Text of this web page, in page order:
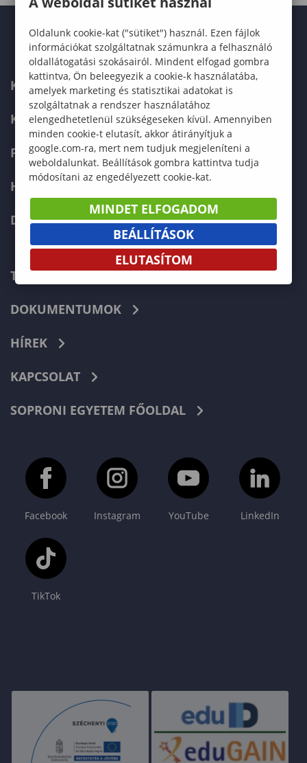
KARUNK
KÉPZÉSEK
FELVÉTELIZŐKNEK
HALLGATÓKNAK
DOKTORI ISKOLA
TELEFONKÖNYV
DOKUMENTUMOK
HÍREK
KAPCSOLAT
SOPRONI EGYETEM FŐOLDAL
Facebook Instagram YouTube LinkedIn
TikTok
Oldalunk cookie-kat ("sütiket") használ. Ezen fájlok
információkat szolgáltatnak számunkra a felhasználó
oldallátogatási szokásairól. Mindent elfogad gombra
kattintva, Ön beleegyezik a cookie-k használatába,
amelyek marketing és statisztikai adatokat is
szolgáltatnak a rendszer használatához
elengedhetetlenül szükségeseken kívül. Amennyiben
minden cookie-t elutasít, akkor átirányítjuk a
google.com-ra, mert nem tudjuk megjeleníteni a
weboldalunkat. Beállítások gombra kattintva tudja
módosítani az engedélyezett cookie-kat.
MINDET ELFOGADOM
BEÁLLÍTÁSOK
ELUTASÍTOM